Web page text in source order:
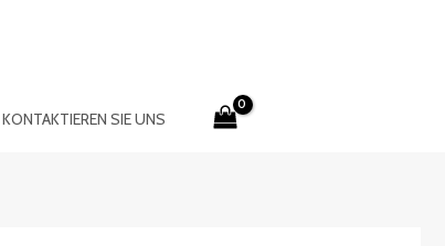
KONTAKTIEREN SIE UNS